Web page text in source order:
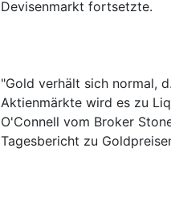
Devisenmarkt fortsetzte.
"Gold verhält sich normal,
Aktienmärkte wird es zu
O'Connell vom Broker
Tagesbericht zu